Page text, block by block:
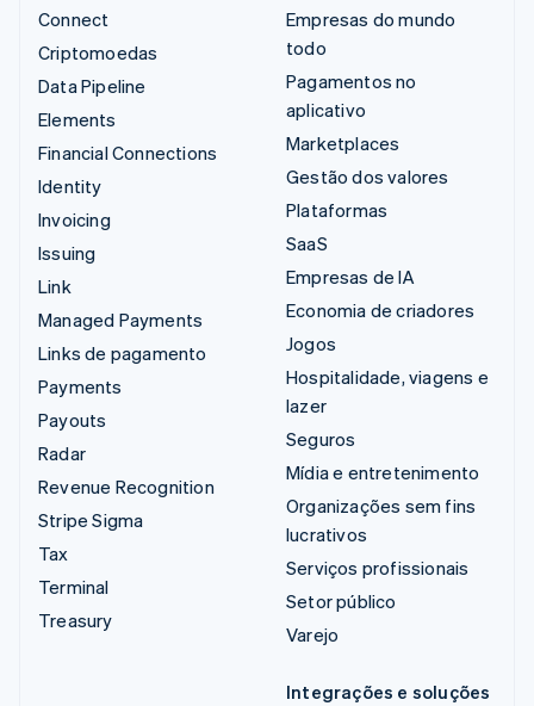
Connect
Criptomoedas
Data Pipeline
Elements
Financial Connections
Identity
Invoicing
Issuing
Link
Managed Payments
Links de pagamento
Payments
Payouts
Radar
Revenue Recognition
Stripe Sigma
Tax
Terminal
Treasury
Empresas do mundo
todo
Pagamentos no
aplicativo
Marketplaces
Gestão dos valores
Plataformas
SaaS
Empresas de IA
Economia de criadores
Jogos
Hospitalidade, viagens e
lazer
Seguros
Mídia e entretenimento
Organizações sem fins
lucrativos
Serviços profissionais
Setor público
Varejo
Integrações e soluções